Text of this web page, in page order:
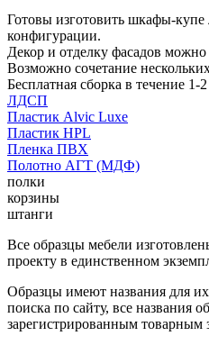
Готовы изготовить шкафы-купе
конфигурации.
Декор и отделку фасадов
Возможно сочетание
Бесплатная сборка в течение 1-
ЛДСП
Пластик Alvic Luxe
Пластик HPL
Пленка ПВХ
Полотно АГТ (МДФ)
полки
корзины
штанги
Все образцы мебели
проекту в единственном
Образцы имеют названия для
поиска по сайту, все названия
зарегистрированным товарным